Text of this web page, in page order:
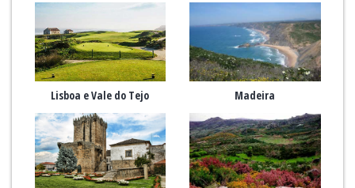
Lisboa e Vale do Tejo Madeira